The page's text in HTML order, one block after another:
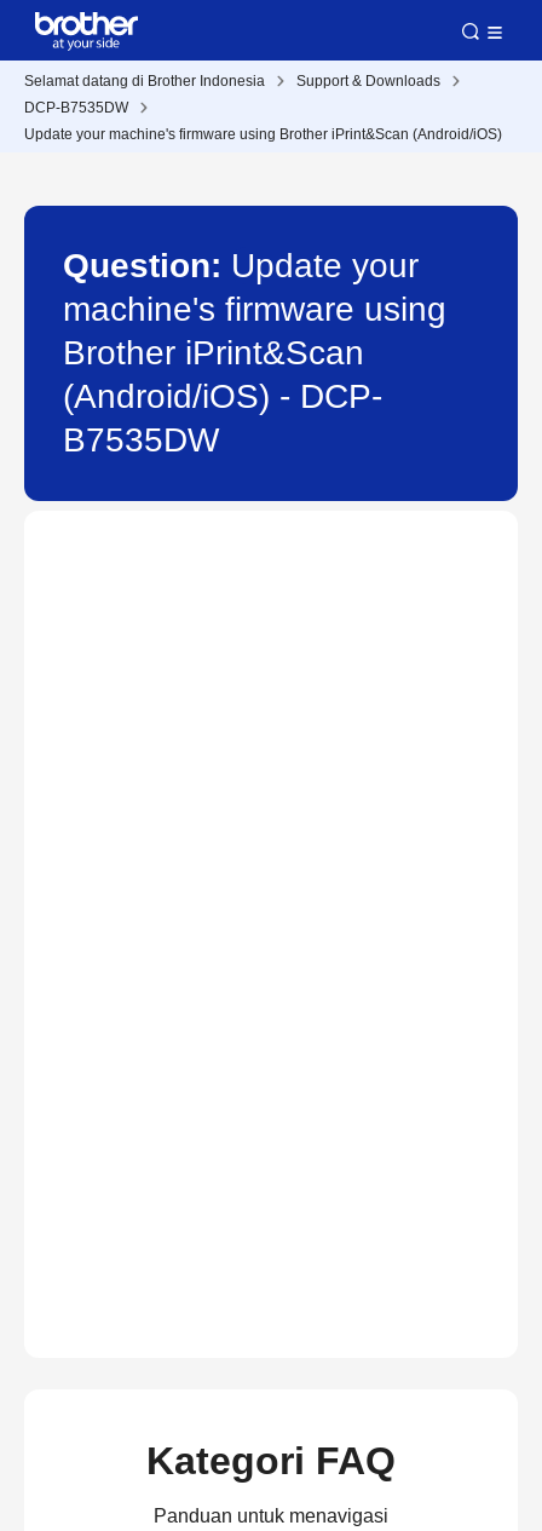
Selamat datang di Brother Indonesia
Support & Downloads
DCP-B7535DW
Update your machine's firmware using Brother iPrint&Scan (Android/iOS)
Question: Update your
machine's firmware using
Brother iPrint&Scan
(Android/iOS) - DCP-
B7535DW
Kategori FAQ
Panduan untuk menavigasi